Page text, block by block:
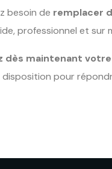
besoin de remplacer
professionnel et
dès maintenant
pour